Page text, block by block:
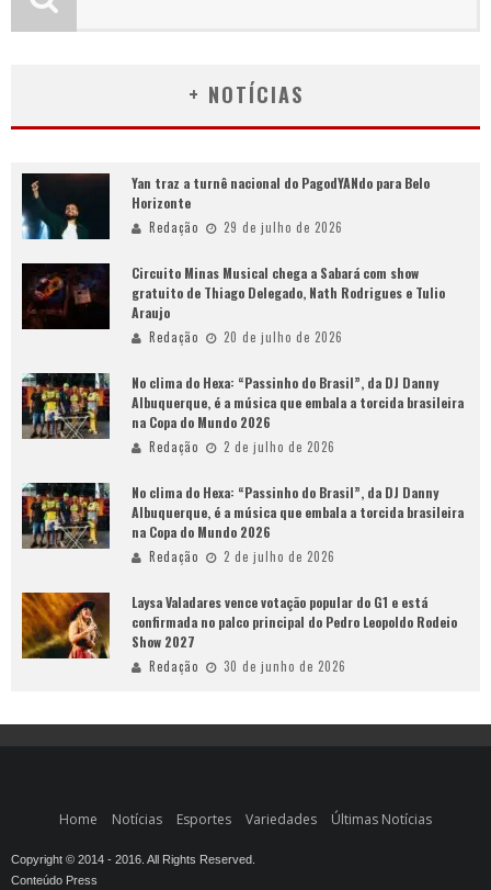
+ NOTÍCIAS
Yan traz a turnê nacional do PagodYANdo para Belo
Horizonte
Redação 29 de julho de 2026
Circuito Minas Musical chega a Sabará com show
gratuito de Thiago Delegado, Nath Rodrigues e Tulio
Araujo
Redação 20 de julho de 2026
No clima do Hexa: “Passinho do Brasil”, da DJ Danny
Albuquerque, é a música que embala a torcida brasileira
na Copa do Mundo 2026
Redação 2 de julho de 2026
No clima do Hexa: “Passinho do Brasil”, da DJ Danny
Albuquerque, é a música que embala a torcida brasileira
na Copa do Mundo 2026
Redação 2 de julho de 2026
Laysa Valadares vence votação popular do G1 e está
confirmada no palco principal do Pedro Leopoldo Rodeio
Show 2027
Redação 30 de junho de 2026
Home Notícias Esportes Variedades Últimas Notícias
Copyright © 2014 - 2016. All Rights Reserved.
Conteúdo Press